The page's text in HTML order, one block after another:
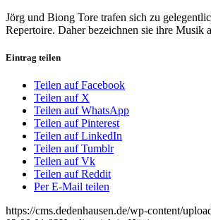
Jörg und Biong Tore trafen sich zu
Repertoire. Daher bezeichnen sie ihre
Eintrag teilen
Teilen auf Facebook
Teilen auf X
Teilen auf WhatsApp
Teilen auf Pinterest
Teilen auf LinkedIn
Teilen auf Tumblr
Teilen auf Vk
Teilen auf Reddit
Per E-Mail teilen
https://cms.dedenhausen.de/wp-content/